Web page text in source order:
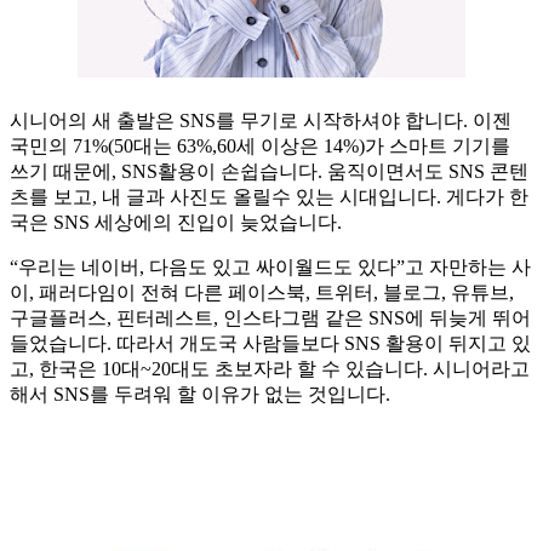
시니어의 새 출발은 SNS를 무기로 시작하셔야 합니다. 이젠
국민의 71%(50대는 63%,60세 이상은 14%)가 스마트 기기를
쓰기 때문에, SNS활용이 손쉽습니다. 움직이면서도 SNS 콘텐
츠를 보고, 내 글과 사진도 올릴수 있는 시대입니다. 게다가 한
국은 SNS 세상에의 진입이 늦었습니다.
“우리는 네이버, 다음도 있고 싸이월드도 있다”고 자만하는 사
이, 패러다임이 전혀 다른 페이스북, 트위터, 블로그, 유튜브,
구글플러스, 핀터레스트, 인스타그램 같은 SNS에 뒤늦게 뛰어
들었습니다. 따라서 개도국 사람들보다 SNS 활용이 뒤지고 있
고, 한국은 10대~20대도 초보자라 할 수 있습니다. 시니어라고
해서 SNS를 두려워 할 이유가 없는 것입니다.